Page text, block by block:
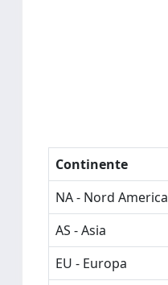
Continente
NA - Nord America
AS - Asia
EU - Europa